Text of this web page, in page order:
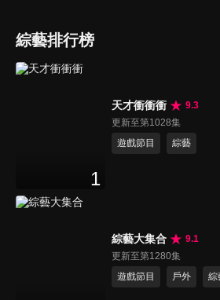
綜藝排行榜
1
天才衝衝衝
9.3
更新至第1028集
遊戲節目
綜藝
綜藝大集合
9.1
更新至第1280集
遊戲節目
戶外 綜